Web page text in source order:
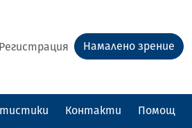
Регистрация Намалено зрение
Контакти Помощ